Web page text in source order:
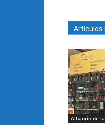
Artículos
Alhaurín de